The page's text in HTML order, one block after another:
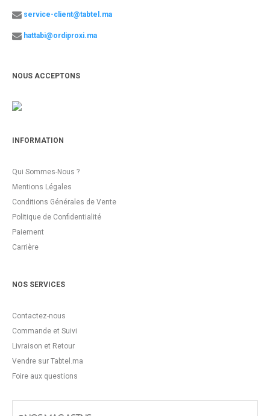
service-client@tabtel.ma
hattabi@ordiproxi.ma
NOUS ACCEPTONS
INFORMATION
Qui Sommes-Nous ?
Mentions Légales
Conditions Générales de Vente
Politique de Confidentialité
Paiement
Carrière
NOS SERVICES
Contactez-nous
Commande et Suivi
Livraison et Retour
Vendre sur Tabtel.ma
Foire aux questions